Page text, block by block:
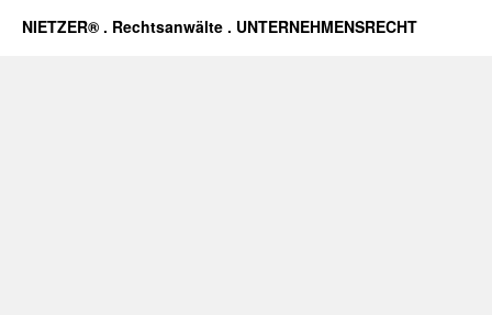
NIETZER® . Rechtsanwälte . UNTERNEHMENSRECHT